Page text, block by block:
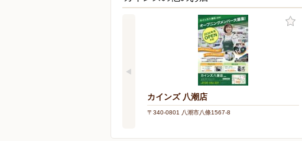
カインズ 八潮店
〒340-0801 八潮市八條1567-8